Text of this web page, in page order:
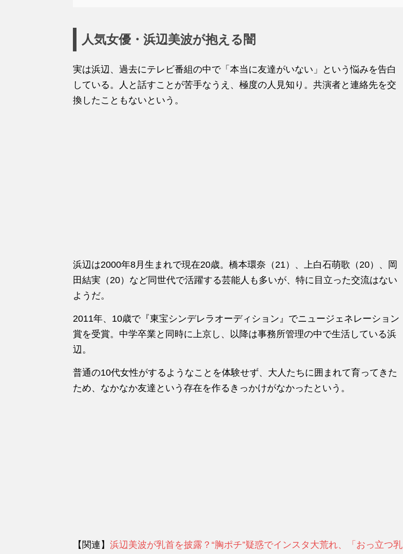
人気女優・浜辺美波が抱える闇
実は浜辺、過去にテレビ番組の中で「本当に友達がいない」という悩みを告白
している。
人と話すことが苦手なうえ、極度の人見知り。 共演者と連絡先を交
換したこともないという。
浜辺は2000年8月生まれで現在20歳。橋本環奈（21）、上白石萌歌（20）、岡
田結実（20）など同世代で活躍する芸能人も多いが、特に目立った交流はない
ようだ。
2011年、10歳で『東宝シンデレラオーディション』でニュージェネレーション
賞を受賞。中学卒業と同時に上京し、以降は事務所管理の中で生活している浜
辺。
普通の10代女性がするようなことを体験せず、大人たちに囲まれて育ってきた
ため、 なかなか友達という存在を作るきっかけがなかったという。
【関連】 浜辺美波が乳首を披露？“胸ポチ”疑惑でインスタ大荒れ、「おっ立つ乳